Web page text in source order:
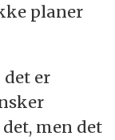
planer
det er
men det